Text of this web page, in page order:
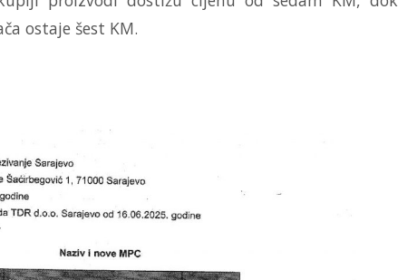
ostaje šest KM.